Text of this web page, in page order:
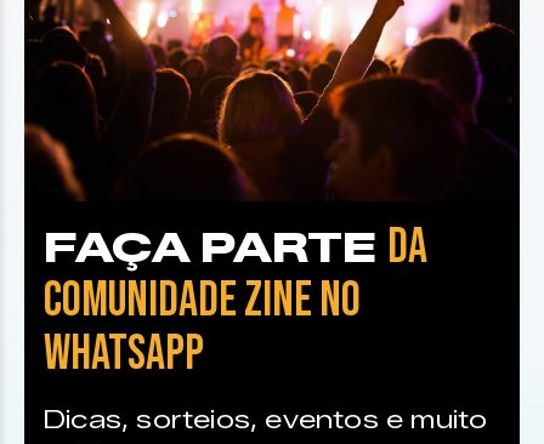
FAÇA PARTE DA
COMUNIDADE ZINE NO
WHATSAPP
Dicas, sorteios, eventos e muito